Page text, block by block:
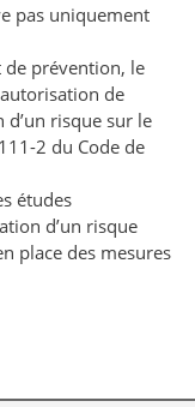
pas uniquement
de prévention, le
de
d’un risque sur le
2 du Code de
études
d’un risque
place des mesures